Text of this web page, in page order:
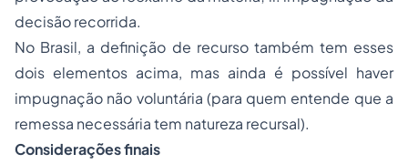
decisão recorrida.
No Brasil, a definição de recurso também tem esses
dois elementos acima, mas ainda é possível haver
impugnação não voluntária (para quem entende que a
remessa necessária tem natureza recursal).
Considerações finais